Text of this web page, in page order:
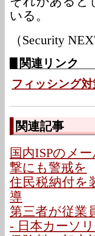
いる。
（Security
関連リンク
フィッシング
関連記事
国内ISPのメ
撃にも警戒を
住民税納付を
導
第三者が従業
- 日本カーソ